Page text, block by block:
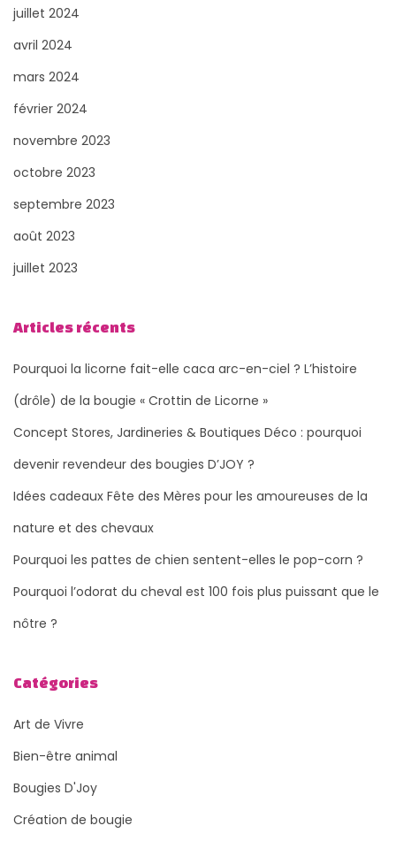
juillet 2024
avril 2024
mars 2024
février 2024
novembre 2023
octobre 2023
septembre 2023
août 2023
juillet 2023
Articles récents
Pourquoi la licorne fait-elle caca arc-en-ciel ? L’histoire
(drôle) de la bougie « Crottin de Licorne »
Concept Stores, Jardineries & Boutiques Déco : pourquoi
devenir revendeur des bougies D’JOY ?
Idées cadeaux Fête des Mères pour les amoureuses de la
nature et des chevaux
Pourquoi les pattes de chien sentent-elles le pop-corn ?
Pourquoi l’odorat du cheval est 100 fois plus puissant que le
nôtre ?
Catégories
Art de Vivre
Bien-être animal
Bougies D'Joy
Création de bougie